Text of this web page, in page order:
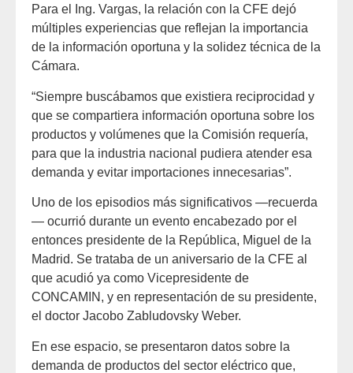
Para el Ing. Vargas, la relación con la CFE dejó
múltiples experiencias que reflejan la importancia
de la información oportuna y la solidez técnica de la
Cámara.
“Siempre buscábamos que existiera reciprocidad y
que se compartiera información oportuna sobre los
productos y volúmenes que la Comisión requería,
para que la industria nacional pudiera atender esa
demanda y evitar importaciones innecesarias”.
Uno de los episodios más significativos —recuerda
— ocurrió durante un evento encabezado por el
entonces presidente de la República, Miguel de la
Madrid. Se trataba de un aniversario de la CFE al
que acudió ya como Vicepresidente de
CONCAMIN, y en representación de su presidente,
el doctor Jacobo Zabludovsky Weber.
En ese espacio, se presentaron datos sobre la
demanda de productos del sector eléctrico que,